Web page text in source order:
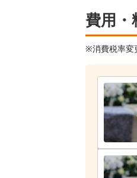
費用・
※消費税率変